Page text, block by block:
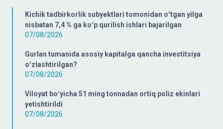
Kichik tadbirkorlik subyektlari tomonidan oʻtgan yilga
nisbatan 7,4 % ga koʻp qurilish ishlari bajarilgan
07/08/2026
Gurlan tumanida asosiy kapitalga qancha investitsiya
oʻzlashtirilgan?
07/08/2026
Viloyat boʻyicha 51 ming tonnadan ortiq poliz ekinlari
yetishtirildi
07/08/2026